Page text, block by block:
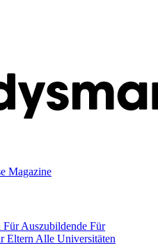
Magazine
Für Auszubildende Für
Eltern Alle Universitäten